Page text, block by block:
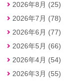
2026年8月 (25)
2026年7月 (78)
2026年6月 (77)
2026年5月 (66)
2026年4月 (54)
2026年3月 (55)